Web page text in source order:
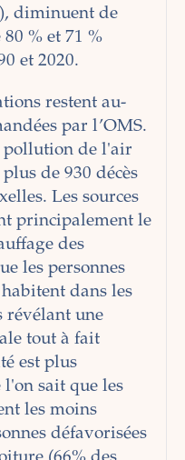
diminuent de
% et 71 %
et 2020.
restent au-
par l’OMS.
pollution de l'air
de 930 décès
Les sources
principalement le
des
les personnes
dans les
révélant une
tout à fait
est plus
l'on sait que les
les moins
défavorisées